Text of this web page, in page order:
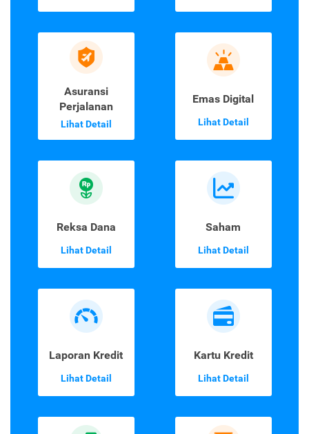
Asuransi
Perjalanan
Lihat Detail
Emas Digital
Lihat Detail
Reksa Dana
Lihat Detail
Saham
Lihat Detail
Laporan Kredit
Lihat Detail
Kartu Kredit
Lihat Detail